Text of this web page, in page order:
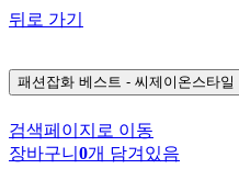
뒤로 가기
패션잡화 베스트 - 씨제이온스타일
검색페이지로 이동
장바구니 0개 담겨있음